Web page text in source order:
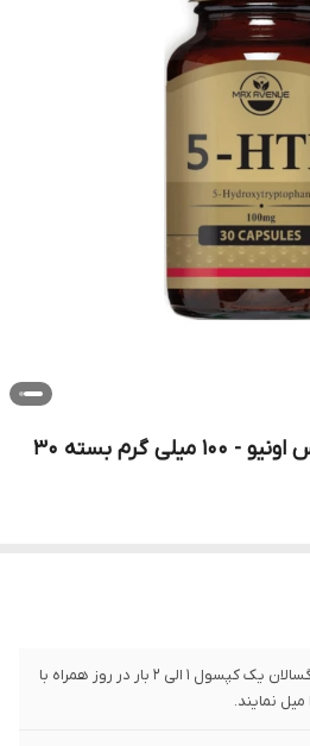
کپسول اچ تی پی 5 مکس اونیو - 100 میلی گرم بسته 30
بزرگسالان یک کپسول 1 الی 2 بار در روز همراه با
میل نمایند.